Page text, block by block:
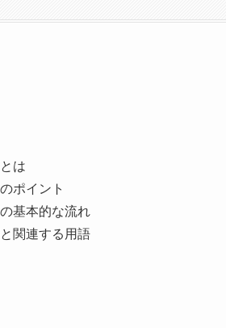
は
ポイント
基本的な流れ
関連する用語